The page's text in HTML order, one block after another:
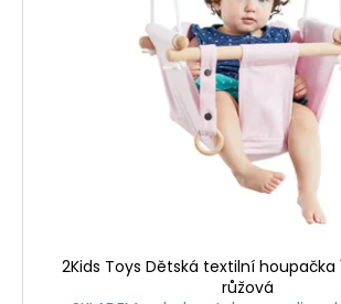
2Kids Toys Dětská textilní houpačka
růžová